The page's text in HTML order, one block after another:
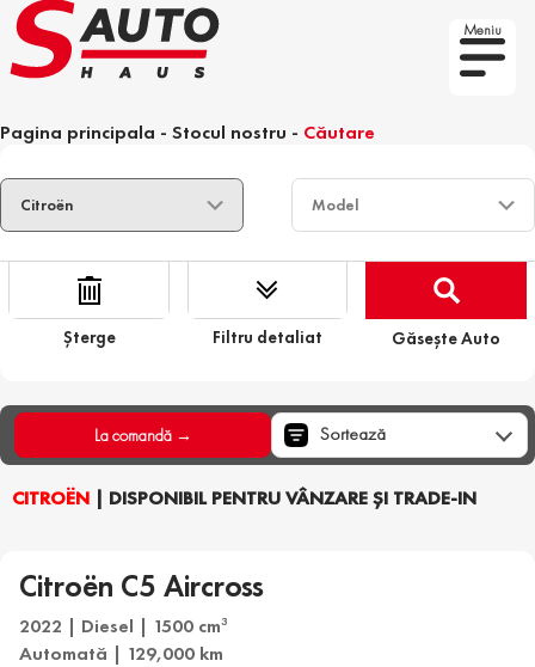
Meniu
Pagina principala - Stocul nostru - Căutare
Șterge Filtru detaliat Găsește Auto
CITROËN | DISPONIBIL PENTRU VÂNZARE ȘI TRADE-IN
La comandă → Sortează
Citroën C5 Aircross
2022 | Diesel | 1500 cm3
Automată | 129,000 km